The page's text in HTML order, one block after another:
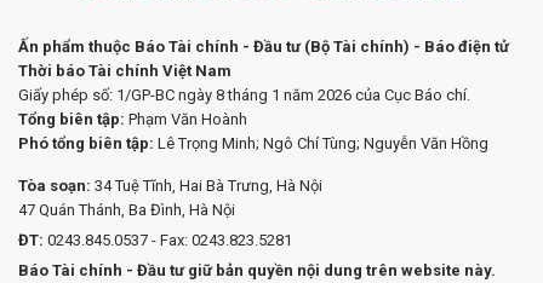
Ấn phẩm thuộc Báo Tài chính - Đầu tư (Bộ Tài chính) - Báo điện tử
Thời báo Tài chính Việt Nam
Giấy phép số: 1/GP-BC ngày 8 tháng 1 năm 2026 của Cục Báo chí.
Tổng biên tập: Phạm Văn Hoành
Phó tổng biên tập: Lê Trọng Minh; Ngô Chí Tùng; Nguyễn Văn Hồng
Tòa soạn: 34 Tuệ Tĩnh, Hai Bà Trưng, Hà Nội
47 Quán Thánh, Ba Đình, Hà Nội
ĐT: 0243.845.0537 - Fax: 0243.823.5281
Báo Tài chính - Đầu tư giữ bản quyền nội dung trên website này.